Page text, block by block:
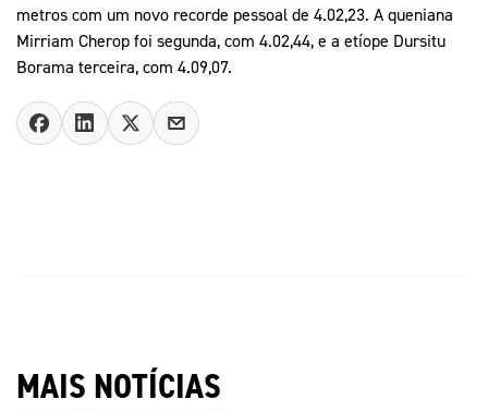
metros com um novo recorde pessoal de 4.02,23. A queniana
Mirriam Cherop foi segunda, com 4.02,44, e a etíope Dursitu
Borama terceira, com 4.09,07.
MAIS NOTÍCIAS